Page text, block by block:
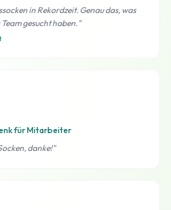
in Rekordzeit. Genau das, was
gesucht haben."
für Mitarbeiter
danke!"